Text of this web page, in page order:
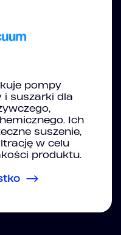
pompy
i suszarki dla
Ich
suszenie,
w celu
produktu.